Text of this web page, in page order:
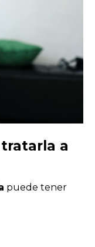
a
puede tener